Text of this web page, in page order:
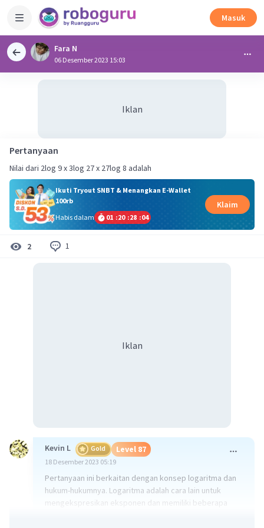
Masuk
Fara N
06 Desember 2023 15:03
Iklan
Pertanyaan
Nilai dari 2log 9 x 3log 27 x 27log 8 adalah
Ikuti Tryout SNBT & Menangkan E-Wallet
100rb
Habis dalam
01 :20 :28 :04
Klaim
2 1
Iklan
Kevin L Gold Level 87
18 Desember 2023 05:19
Pertanyaan ini berkaitan dengan konsep logaritma dan
hukum-hukumnya. Logaritma adalah cara lain untuk
mengekspresikan eksponen dan memiliki beberapa